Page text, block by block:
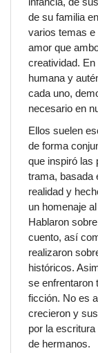
de su familia
varios temas e
amor que
creatividad.
humana y
cada uno,
necesario en
Ellos suelen
de forma
que inspiró las
trama, basada
realidad y
un homenaje al
Hablaron
cuento, así
realizaron
históricos.
se enfrentaron
ficción. No es
crecieron y
por la
de hermanos.